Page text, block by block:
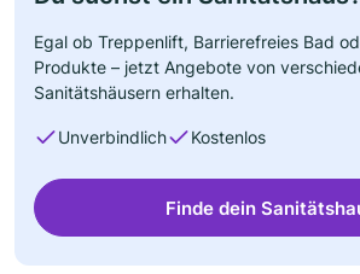
Egal ob Treppenlift, Barrierefreies Bad
Produkte – jetzt Angebote von
Sanitätshäusern erhalten.
Unverbindlich Kostenlos
Finde dein